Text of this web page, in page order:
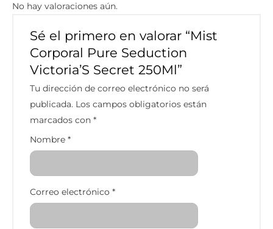
No hay valoraciones aún.
Sé el primero en valorar “Mist
Corporal Pure Seduction
Victoria’S Secret 250Ml”
Tu dirección de correo electrónico no será
publicada. Los campos obligatorios están
marcados con*
Nombre*
Correo electrónico*